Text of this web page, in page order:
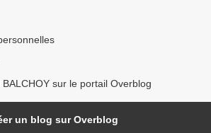
sur le portail Overblog
un blog sur Overblog